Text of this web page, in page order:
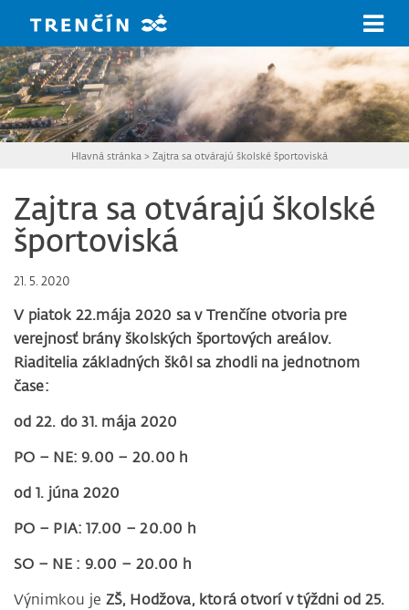
Hlavná stránka > Zajtra sa otvárajú školské športoviská
Zajtra sa otvárajú školské
športoviská
21. 5. 2020
V piatok 22.mája 2020 sa v Trenčíne otvoria pre
verejnosť brány školských športových areálov.
Riaditelia základných škôl sa zhodli na jednotnom
čase:
od 22. do 31. mája 2020
PO – NE: 9.00 – 20.00 h
od 1. júna 2020
PO – PIA: 17.00 – 20.00 h
SO – NE : 9.00 – 20.00 h
Výnimkou je ZŠ, Hodžova, ktorá otvorí v týždni od 25.